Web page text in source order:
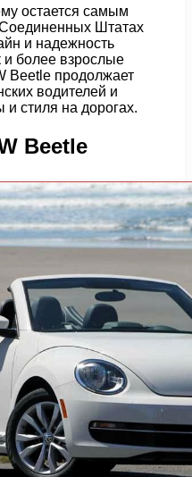
остается самым
Штатах
и надежность
и более взрослые
Beetle продолжает
водителей и
стиля на дорогах.
Beetle